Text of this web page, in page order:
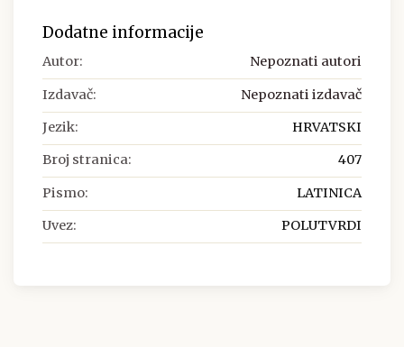
Dodatne informacije
Autor: Nepoznati autori
Izdavač: Nepoznati izdavač
Jezik: HRVATSKI
Broj stranica: 407
Pismo: LATINICA
Uvez: POLUTVRDI